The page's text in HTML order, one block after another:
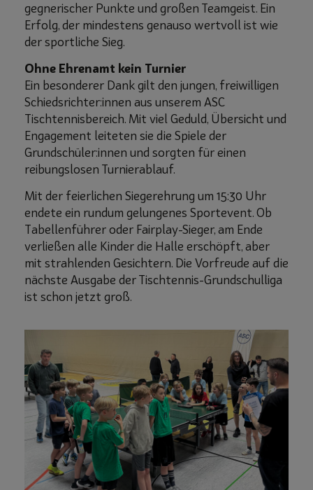
gegnerischer Punkte und großen Teamgeist. Ein
Erfolg, der mindestens genauso wertvoll ist wie
der sportliche Sieg.
Ohne Ehrenamt kein Turnier
Ein besonderer Dank gilt den jungen, freiwilligen
Schiedsrichter:innen aus unserem ASC
Tischtennisbereich. Mit viel Geduld, Übersicht und
Engagement leiteten sie die Spiele der
Grundschüler:innen und sorgten für einen
reibungslosen Turnierablauf.
Mit der feierlichen Siegerehrung um 15:30 Uhr
endete ein rundum gelungenes Sportevent. Ob
Tabellenführer oder Fairplay-Sieger, am Ende
verließen alle Kinder die Halle erschöpft, aber
mit strahlenden Gesichtern. Die Vorfreude auf die
nächste Ausgabe der Tischtennis-Grundschulliga
ist schon jetzt groß.